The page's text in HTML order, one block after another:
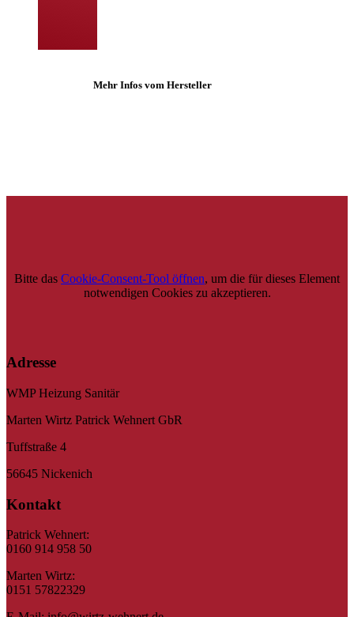
Mehr Infos vom Hersteller
Bitte das Cookie-Consent-Tool öffnen, um die für dieses Element
notwendigen Cookies zu akzeptieren.
Adresse
WMP Heizung Sanitär
Marten Wirtz Patrick Wehnert GbR
Tuffstraße 4
56645 Nickenich
Kontakt
Patrick Wehnert:
0160 914 958 50
Marten Wirtz:
0151 57822329